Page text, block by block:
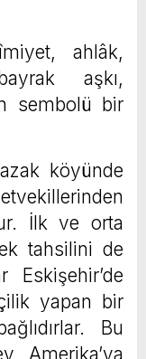
ahlâk,
aşkı,
sembolü bir
köyünde
İlk ve orta
tahsilini de
Eskişehir’de
yapan bir
Bu
Amerika’ya